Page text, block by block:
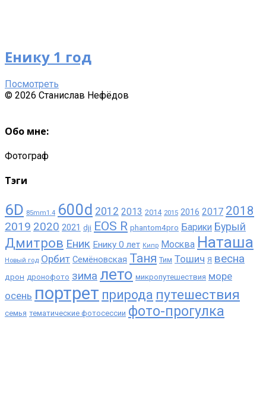
Енику 1 год
Посмотреть
© 2026 Станислав Нефёдов
Обо мне:
Фотограф
Тэги
6D 85mm1.4 600d 2012 2013 2014 2015 2016 2017 2018
2019 2020 2021 dji EOS R phantom4pro Барики Бурый
Дмитров Еник Енику 0 лет Кипр Москва Наташа
Новый год Орбит Семёновская Таня Тим Тошич Я весна
дрон дронофото зима лето микропутешествия море
осень портрет природа путешествия
семья тематические фотосессии фото-прогулка